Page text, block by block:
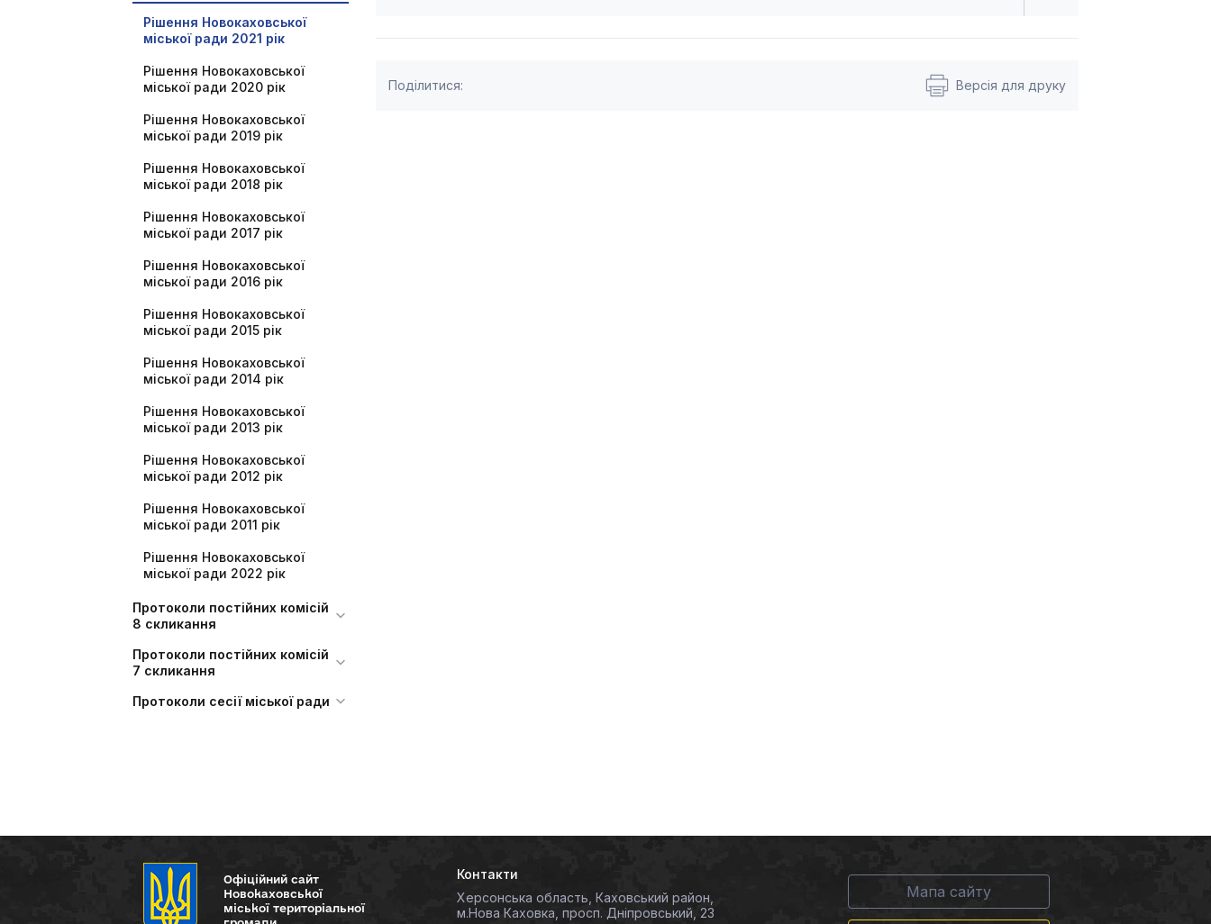
Рішення Новокаховської
міської ради 2021 рік
Рішення Новокаховської
міської ради 2020 рік
Рішення Новокаховської
міської ради 2019 рік
Рішення Новокаховської
міської ради 2018 рік
Рішення Новокаховської
міської ради 2017 рік
Рішення Новокаховської
міської ради 2016 рік
Рішення Новокаховської
міської ради 2015 рік
Рішення Новокаховської
міської ради 2014 рік
Рішення Новокаховської
міської ради 2013 рік
Рішення Новокаховської
міської ради 2012 рік
Рішення Новокаховської
міської ради 2011 рік
Рішення Новокаховської
міської ради 2022 рік
Протоколи постійних комісій
8 скликання
Протоколи постійних комісій
7 скликання
Протоколи сесії міської ради
Поділитися: Версія для друку
Офіційний сайт
Новокаховської
міської територіальної
Контакти
Херсонська область, Каховський район,
м.Нова Каховка, просп. Дніпровський, 23
Мапа сайту